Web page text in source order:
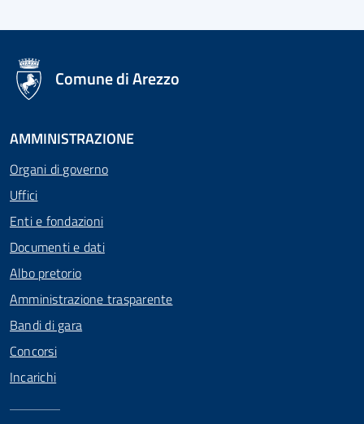
logo Unione Europea
Comune di Arezzo
AMMINISTRAZIONE
Organi di governo
Uffici
Enti e fondazioni
Documenti e dati
Albo pretorio
Amministrazione trasparente
Bandi di gara
Concorsi
Incarichi